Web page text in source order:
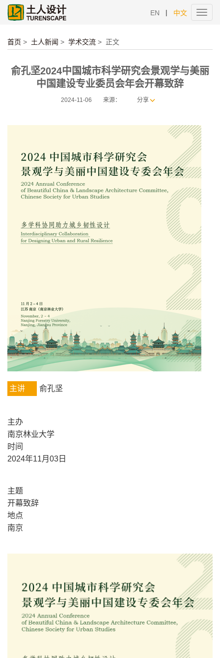
EN | 中文
首页 > 土人新闻 > 学术交流 > 正文
俞孔坚2024中国城市科学研究会景观学与美丽
中国建设专业委员会年会开幕致辞
2024-11-06 来源： 分享
主讲 俞孔坚
主办
南京林业大学
时间
2024年11月03日
主题
开幕致辞
地点
南京